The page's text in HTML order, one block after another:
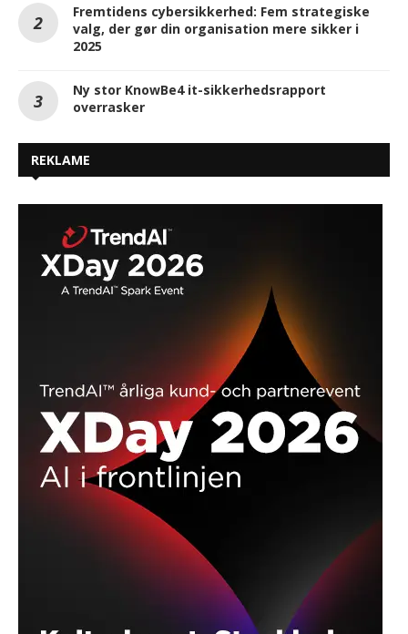
Fremtidens cybersikkerhed: Fem strategiske
valg, der gør din organisation mere sikker i
2025
Ny stor KnowBe4 it-sikkerhedsrapport
overrasker
REKLAME